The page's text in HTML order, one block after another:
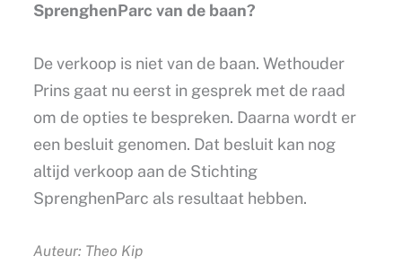
SprenghenParc van de baan?
De verkoop is niet van de baan. Wethouder
Prins gaat nu eerst in gesprek met de raad
om de opties te bespreken. Daarna wordt er
een besluit genomen. Dat besluit kan nog
altijd verkoop aan de Stichting
SprenghenParc als resultaat hebben.
Auteur: Theo Kip